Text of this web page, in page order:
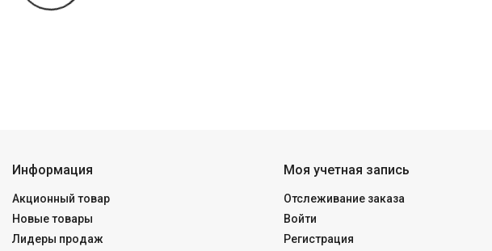
Информация
Акционный товар
Новые товары
Лидеры продаж
Моя учетная запись
Отслеживание заказа
Войти
Регистрация